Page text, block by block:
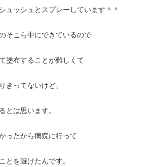
ュッシュとスプレーしています＾＾
そこら中にできているので
塗布することが難しくて
きってないけど、
とは思います。
ったから病院に行って
とを避けたんです。